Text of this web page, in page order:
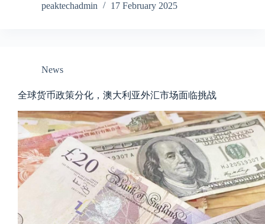
peaktechadmin
17 February 2025
News
全球货币政策分化，澳大利亚外汇市场面临挑战